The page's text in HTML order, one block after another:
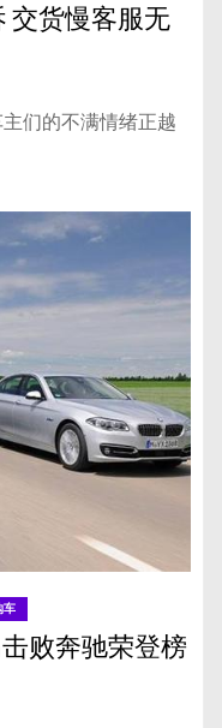
交货慢客服无
们的不满情绪正越
车
败奔驰荣登榜